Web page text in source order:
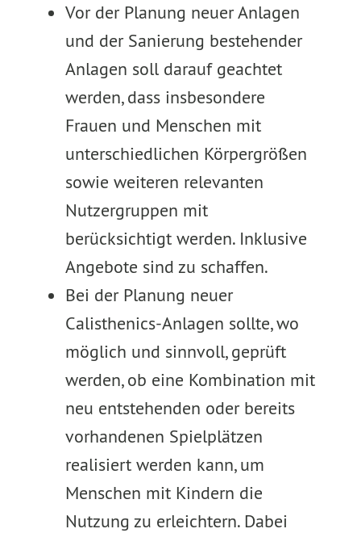
Vor der Planung neuer Anlagen
und der Sanierung bestehender
Anlagen soll darauf geachtet
werden, dass insbesondere
Frauen und Menschen mit
unterschiedlichen Körpergrößen
sowie weiteren relevanten
Nutzergruppen mit
berücksichtigt werden. Inklusive
Angebote sind zu schaffen.
Bei der Planung neuer
Calisthenics-Anlagen sollte, wo
möglich und sinnvoll, geprüft
werden, ob eine Kombination mit
neu entstehenden oder bereits
vorhandenen Spielplätzen
realisiert werden kann, um
Menschen mit Kindern die
Nutzung zu erleichtern. Dabei